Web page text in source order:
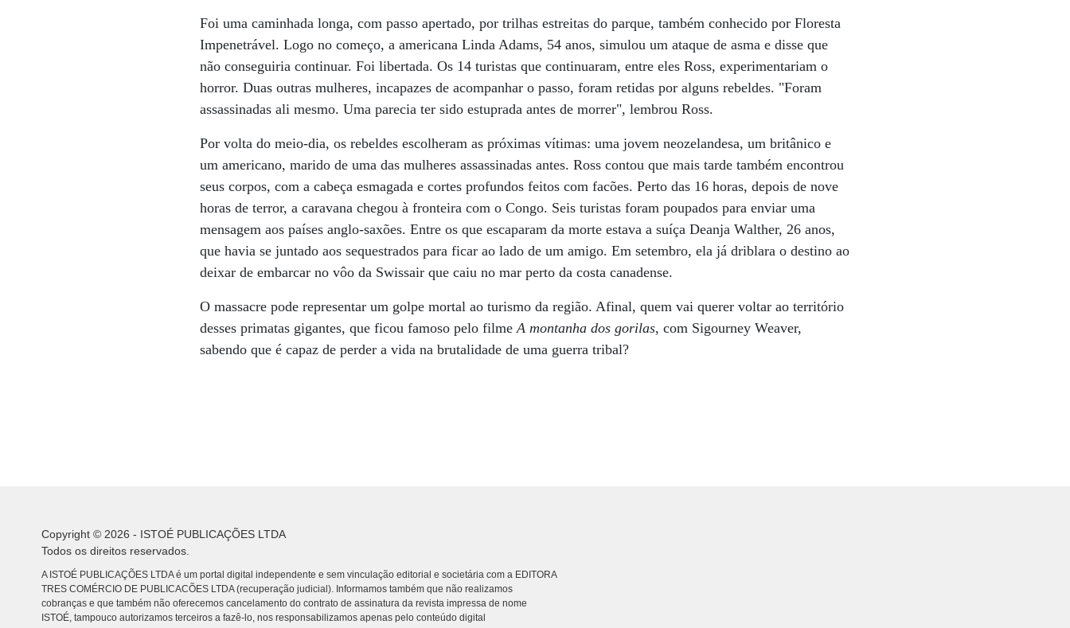
Foi uma caminhada longa, com passo apertado, por trilhas estreitas do parque, também conhecido por Floresta
Impenetrável. Logo no começo, a americana Linda Adams, 54 anos, simulou um ataque de asma e disse que
não conseguiria continuar. Foi libertada. Os 14 turistas que continuaram, entre eles Ross, experimentariam o
horror. Duas outras mulheres, incapazes de acompanhar o passo, foram retidas por alguns rebeldes. "Foram
assassinadas ali mesmo. Uma parecia ter sido estuprada antes de morrer", lembrou Ross.
Por volta do meio-dia, os rebeldes escolheram as próximas vítimas: uma jovem neozelandesa, um britânico e
um americano, marido de uma das mulheres assassinadas antes. Ross contou que mais tarde também encontrou
seus corpos, com a cabeça esmagada e cortes profundos feitos com facões. Perto das 16 horas, depois de nove
horas de terror, a caravana chegou à fronteira com o Congo. Seis turistas foram poupados para enviar uma
mensagem aos países anglo-saxões. Entre os que escaparam da morte estava a suíça Deanja Walther, 26 anos,
que havia se juntado aos sequestrados para ficar ao lado de um amigo. Em setembro, ela já driblara o destino ao
deixar de embarcar no vôo da Swissair que caiu no mar perto da costa canadense.
O massacre pode representar um golpe mortal ao turismo da região. Afinal, quem vai querer voltar ao território
desses primatas gigantes, que ficou famoso pelo filmeA montanha dos gorilas, com Sigourney Weaver,
sabendo que é capaz de perder a vida na brutalidade de uma guerra tribal?
Copyright © 2026 - ISTOÉ PUBLICAÇÕES LTDA
Todos os direitos reservados.
A ISTOÉ PUBLICAÇÕES LTDA é um portal digital independente e sem vinculação editorial e societária com a EDITORA
TRES COMÉRCIO DE PUBLICACÕES LTDA (recuperação judicial). Informamos também que não realizamos
cobranças e que também não oferecemos cancelamento do contrato de assinatura da revista impressa de nome
ISTOÉ, tampouco autorizamos terceiros a fazê-lo, nos responsabilizamos apenas pelo conteúdo digital